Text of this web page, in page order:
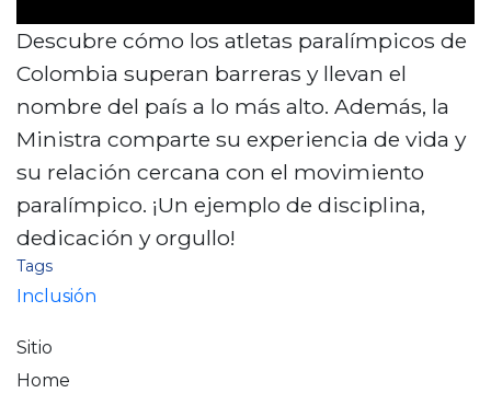
Descubre cómo los atletas paralímpicos de
Colombia superan barreras y llevan el
nombre del país a lo más alto. Además, la
Ministra comparte su experiencia de vida y
su relación cercana con el movimiento
paralímpico. ¡Un ejemplo de disciplina,
dedicación y orgullo!
Tags
Inclusión
Sitio
Home